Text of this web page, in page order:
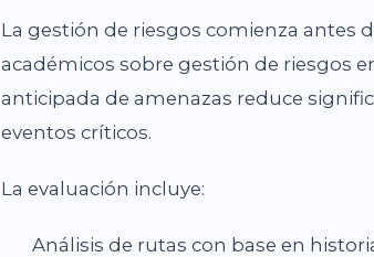
La gestión de riesgos comienza antes
académicos sobre gestión de riesgos
anticipada de amenazas reduce
eventos críticos.
La evaluación incluye:
Análisis de rutas con base en